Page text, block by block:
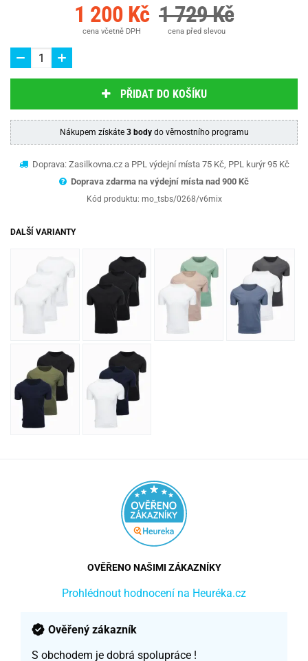
1 200 Kč
cena včetně DPH
1 729 Kč
cena před slevou
PŘIDAT DO KOŠÍKU
Nákupem získáte 3 bodydo věrnostního programu
Doprava: Zasilkovna.cz a PPL výdejní místa 75 Kč, PPL kurýr 95 Kč
Doprava zdarma na výdejní místa nad 900 Kč
Kód produktu: mo_tsbs/0268/v6mix
DALŠÍ VARIANTY
OVĚŘENO NAŠIMI ZÁKAZNÍKY
Prohlédnout hodnocení na Heuréka.cz
Ověřený zákazník
S obchodem je dobrá spolupráce !